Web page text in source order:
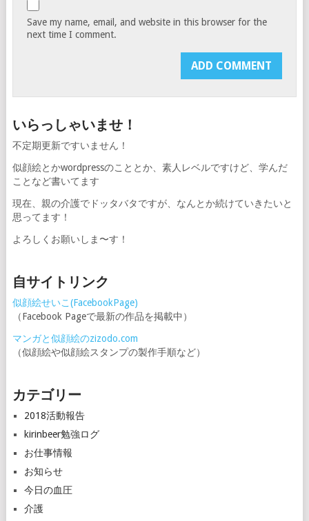
Save my name, email, and website in this browser for the
next time I comment.
いらっしゃいませ！
不定期更新ですいません！
似顔絵とかwordpressのこととか、素人レベルですけど、学んだ
ことなど書いてます
現在、親の介護でドッタバタですが、なんとか続けていきたいと
思ってます！
よろしくお願いしま〜す！
自サイトリンク
似顔絵せいこ(FacebookPage)
（Facebook Pageで最新の作品を掲載中）
マンガと似顔絵のzizodo.com
（似顔絵や似顔絵スタンプの製作手順など）
カテゴリー
2018活動報告
kirinbeer勉強ログ
お仕事情報
お知らせ
今日の血圧
介護